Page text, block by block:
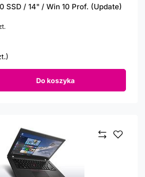
SSD / 14" / Win 10 Prof. (Update)
Do koszyka